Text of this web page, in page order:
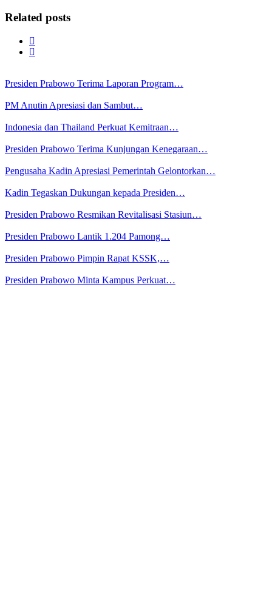
Related posts
Presiden Prabowo Terima Laporan Program…
PM Anutin Apresiasi dan Sambut…
Indonesia dan Thailand Perkuat Kemitraan…
Presiden Prabowo Terima Kunjungan Kenegaraan…
Pengusaha Kadin Apresiasi Pemerintah Gelontorkan…
Kadin Tegaskan Dukungan kepada Presiden…
Presiden Prabowo Resmikan Revitalisasi Stasiun…
Presiden Prabowo Lantik 1.204 Pamong…
Presiden Prabowo Pimpin Rapat KSSK,…
Presiden Prabowo Minta Kampus Perkuat…